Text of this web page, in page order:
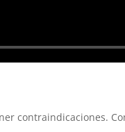
contraindicaciones.